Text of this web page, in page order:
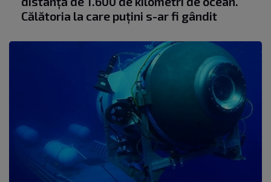
Călătoria la care puțini s-ar fi gândit